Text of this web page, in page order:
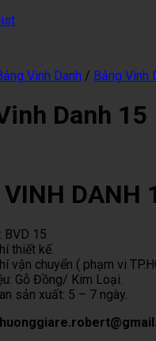
Vinh Danh / Bảng Vinh
Danh 15
VINH DANH
BVD 15
thiết kế.
vận chuyển ( phạm vi
Gỗ Đồng/ Kim Loại.
sản xuất: 5 – 7 ngày.